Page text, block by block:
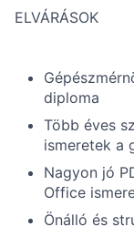
ELVÁRÁSOK
diploma
Több éves
ismeretek a
Nagyon jó
Office
Önálló és